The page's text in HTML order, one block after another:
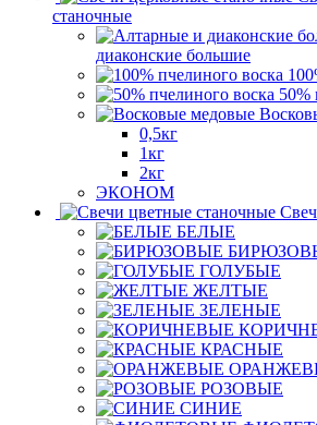
станочные
диаконские большие
50%
0,5кг
1кг
2кг
ЭКОНОМ
БЕЛЫЕ
ГОЛУБЫЕ
ЖЕЛТЫЕ
ЗЕЛЕНЫЕ
КРАСНЫЕ
РОЗОВЫЕ
СИНИЕ